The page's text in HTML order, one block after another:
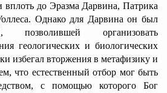
вплоть до Эразма Дарвина, Патрика
Однако для Дарвина он был
позволившей организовать
геологических и биологических
избегал вторжения в метафизику и
что естественный отбор мог быть
с помощью
которого Бог